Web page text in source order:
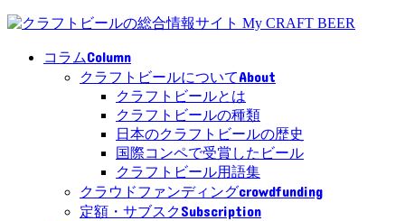
コラムColumn
クラフトビールについてAbout
クラフトビールとは
クラフトビールの種類
日本のクラフトビールの歴史
国際コンペで受賞したビール
クラフトビール用語集
クラウドファンディングcrowdfunding
定額・サブスクSubscription